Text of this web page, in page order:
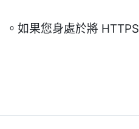
如果您身處於將